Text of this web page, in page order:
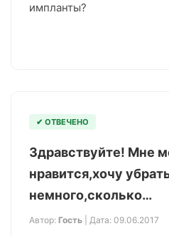
импланты?
✔ ОТВЕЧЕНО
Здравствуйте! Мне
нравится,хочу
немного,сколько…
Автор: Гость | Дата: 09.06.2017